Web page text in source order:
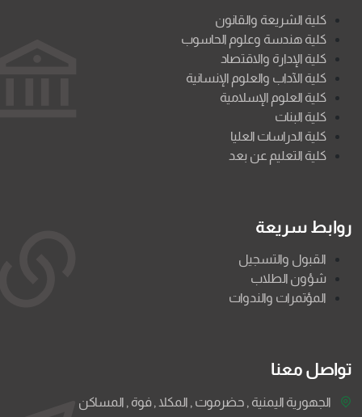
كلية الشريعة والقانون
كلية هندسة وعلوم الحاسوب
كلية الإدارة والاقتصاد
كلية الآداب والعلوم الإنسانية
كلية العلوم الإسلامية
كلية البنات
كلية الدراسات العليا
كلية التعليم عن بعد
روابط سريعة
القبول والتسجيل
شؤون الطلاب
المؤتمرات والندوات
تواصل معنا
الجهورية اليمنية , حضرموت , المكلا , فوة , المساكن